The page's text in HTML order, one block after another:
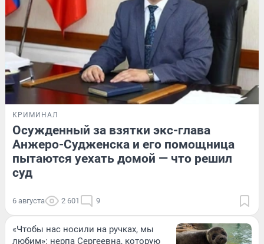
КРИМИНАЛ
Осужденный за взятки экс-глава
Анжеро-Судженска и его помощница
пытаются уехать домой — что решил
суд
6 августа 2 601 9
«Чтобы нас носили на ручках, мы
любим»: нерпа Сергеевна, которую